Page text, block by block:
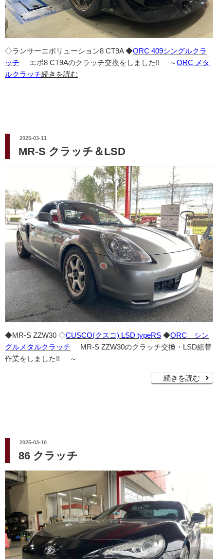
◇ランサーエボリューション8 CT9A ◆ORC 409シングルクラ
ッチ エボ8 CT9Aのクラッチ交換をしました!! ～ORC メタ
ルクラッチ続きを読む
投
日:
2025-03-11
MR-S クラッチ＆LSD
◆MR-S ZZW30 ◇CUSCO(クスコ) LSD typeRS ◆ORC シン
グルメタルクラッチ MR-S ZZW30のクラッチ交換・LSD組替
作業をしました!! ～
続きを読む
投
日:
2025-03-10
86 クラッチ